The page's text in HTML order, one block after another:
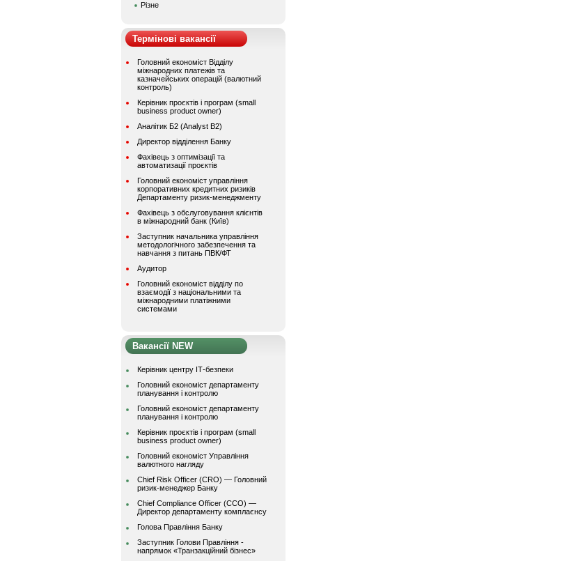
Різне
Термінові вакансії
Головний економіст Відділу
міжнародних платежів та
казначейських операцій (валютний
контроль)
Керівник проєктів і програм (small
business product owner)
Аналітик Б2 (Analyst B2)
Директор відділення Банку
Фахівець з оптимізації та
автоматизації проєктів
Головний економіст управління
корпоративних кредитних ризиків
Департаменту ризик-менеджменту
Фахівець з обслуговування клієнтів
в міжнародний банк (Київ)
Заступник начальника управління
методологічного забезпечення та
навчання з питань ПВК/ФТ
Аудитор
Головний економіст відділу по
взаємодії з національними та
міжнародними платіжними
системами
Вакансії NEW
Керівник центру ІТ-безпеки
Головний економіст департаменту
планування і контролю
Головний економіст департаменту
планування і контролю
Керівник проєктів і програм (small
business product owner)
Головний економіст Управління
валютного нагляду
Chief Risk Officer (CRO) — Головний
ризик-менеджер Банку
Chief Compliance Officer (CCO) —
Директор департаменту комплаєнсу
Голова Правління Банку
Заступник Голови Правління -
напрямок «Транзакційний бізнес»